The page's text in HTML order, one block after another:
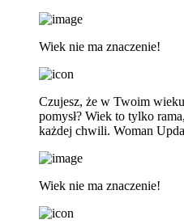
Wiek nie ma znaczenie!
Czujesz, że w Twoim
pomysł? Wiek to tylko
każdej chwili. Woman
Wiek nie ma znaczenie!